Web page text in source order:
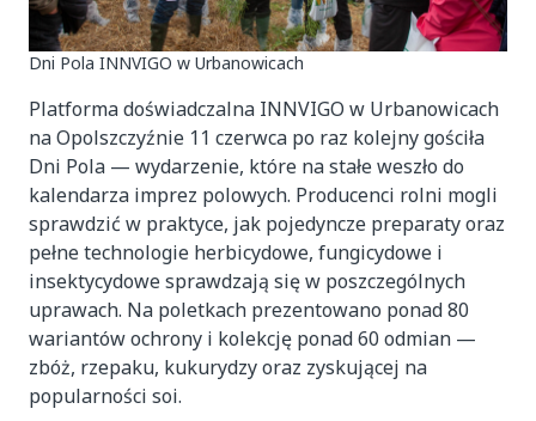
Dni Pola INNVIGO w Urbanowicach
Platforma doświadczalna INNVIGO w Urbanowicach
na Opolszczyźnie 11 czerwca po raz kolejny gościła
Dni Pola — wydarzenie, które na stałe weszło do
kalendarza imprez polowych. Producenci rolni mogli
sprawdzić w praktyce, jak pojedyncze preparaty oraz
pełne technologie herbicydowe, fungicydowe i
insektycydowe sprawdzają się w poszczególnych
uprawach. Na poletkach prezentowano ponad 80
wariantów ochrony i kolekcję ponad 60 odmian —
zbóż, rzepaku, kukurydzy oraz zyskującej na
popularności soi.